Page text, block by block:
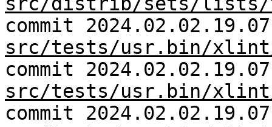
commit
src/tests/usr.bin/
commit
src/tests/usr.bin/
commit